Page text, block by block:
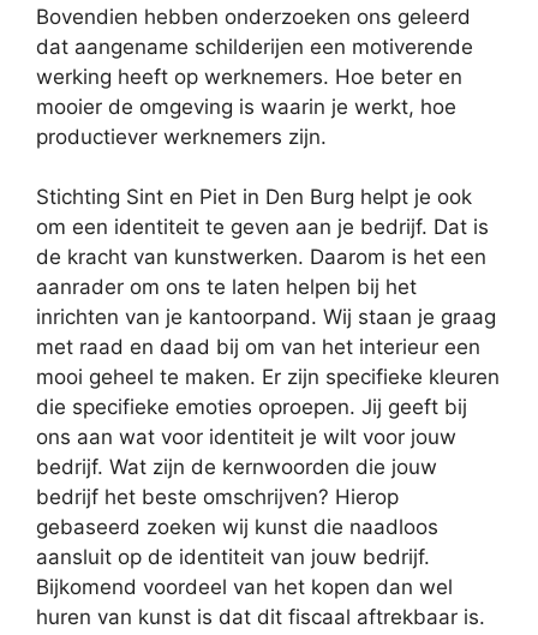
Bovendien hebben onderzoeken ons geleerd
dat aangename schilderijen een motiverende
werking heeft op werknemers. Hoe beter en
mooier de omgeving is waarin je werkt, hoe
productiever werknemers zijn.
Stichting Sint en Piet in Den Burg helpt je ook
om een identiteit te geven aan je bedrijf. Dat is
de kracht van kunstwerken. Daarom is het een
aanrader om ons te laten helpen bij het
inrichten van je kantoorpand. Wij staan je graag
met raad en daad bij om van het interieur een
mooi geheel te maken. Er zijn specifieke kleuren
die specifieke emoties oproepen. Jij geeft bij
ons aan wat voor identiteit je wilt voor jouw
bedrijf. Wat zijn de kernwoorden die jouw
bedrijf het beste omschrijven? Hierop
gebaseerd zoeken wij kunst die naadloos
aansluit op de identiteit van jouw bedrijf.
Bijkomend voordeel van het kopen dan wel
huren van kunst is dat dit fiscaal aftrekbaar is.